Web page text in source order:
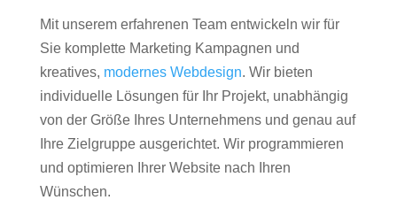
Mit unserem erfahrenen Team entwickeln wir für
Sie komplette Marketing Kampagnen und
kreatives, modernes Webdesign. Wir bieten
individuelle Lösungen für Ihr Projekt, unabhängig
von der Größe Ihres Unternehmens und genau auf
Ihre Zielgruppe ausgerichtet. Wir programmieren
und optimieren Ihrer Website nach Ihren
Wünschen.